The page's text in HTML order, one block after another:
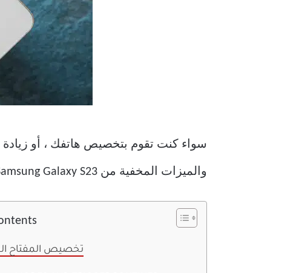
سواء كنت تقوم بتخصيص هاتفك ، أو
والميزات المخفية من Samsung Galaxy S23 على تحقيق أقصى استفادة من أحدث هاتف ذكي.
1. تخصيص المفتاح